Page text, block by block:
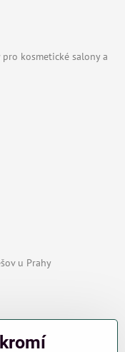
kosmetické salony a
u Prahy